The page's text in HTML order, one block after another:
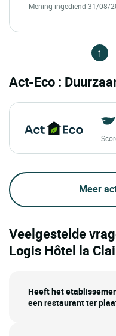
Mening ingediend 31/08/
1
Act-Eco :
Meer
Veelgestelde
Logis Hôtel la
Heeft het
een restaurant ter